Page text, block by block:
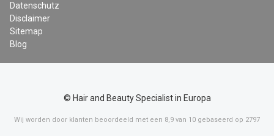
Datenschutz
Disclaimer
Sitemap
Blog
© Hair and Beauty Specialist in Europa
Wij worden door klanten beoordeeld met een 8,9 van 10 gebaseerd op 2797